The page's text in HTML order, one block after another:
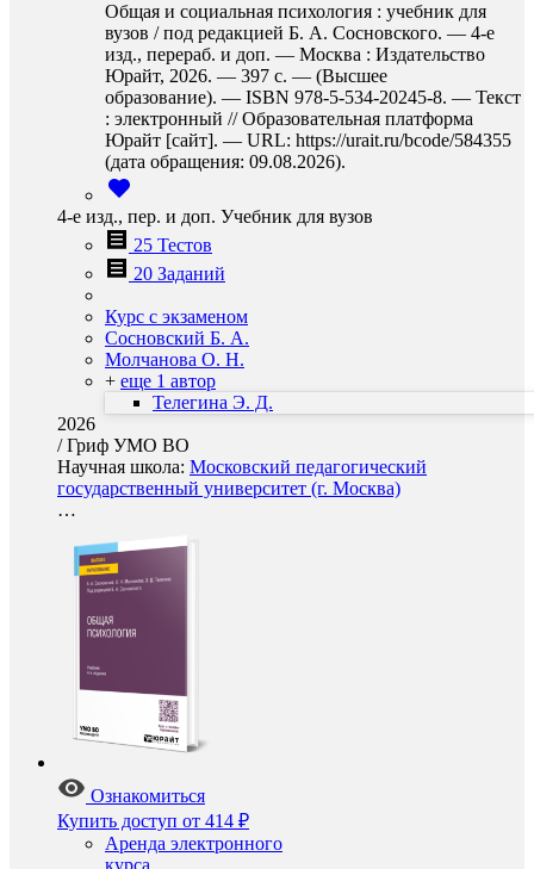
Общая и социальная психология : учебник для
вузов / под редакцией Б. А. Сосновского. — 4-е
изд., перераб. и доп. — Москва : Издательство
Юрайт, 2026. — 397 с. — (Высшее
образование). — ISBN 978-5-534-20245-8. — Текст
: электронный // Образовательная платформа
Юрайт [сайт]. — URL: https://urait.ru/bcode/584355
(дата обращения: 09.08.2026).
4-е изд., пер. и доп. Учебник для вузов
25 Тестов
20 Заданий
Курс с экзаменом
Сосновский Б. А.
Молчанова О. Н.
+ еще 1 автор
Телегина Э. Д.
2026
/Гриф УМО ВО
Научная школа: Московский педагогический
государственный университет (г. Москва)
…
Ознакомиться
Купить доступ от 414 ₽
Аренда электронного
курса